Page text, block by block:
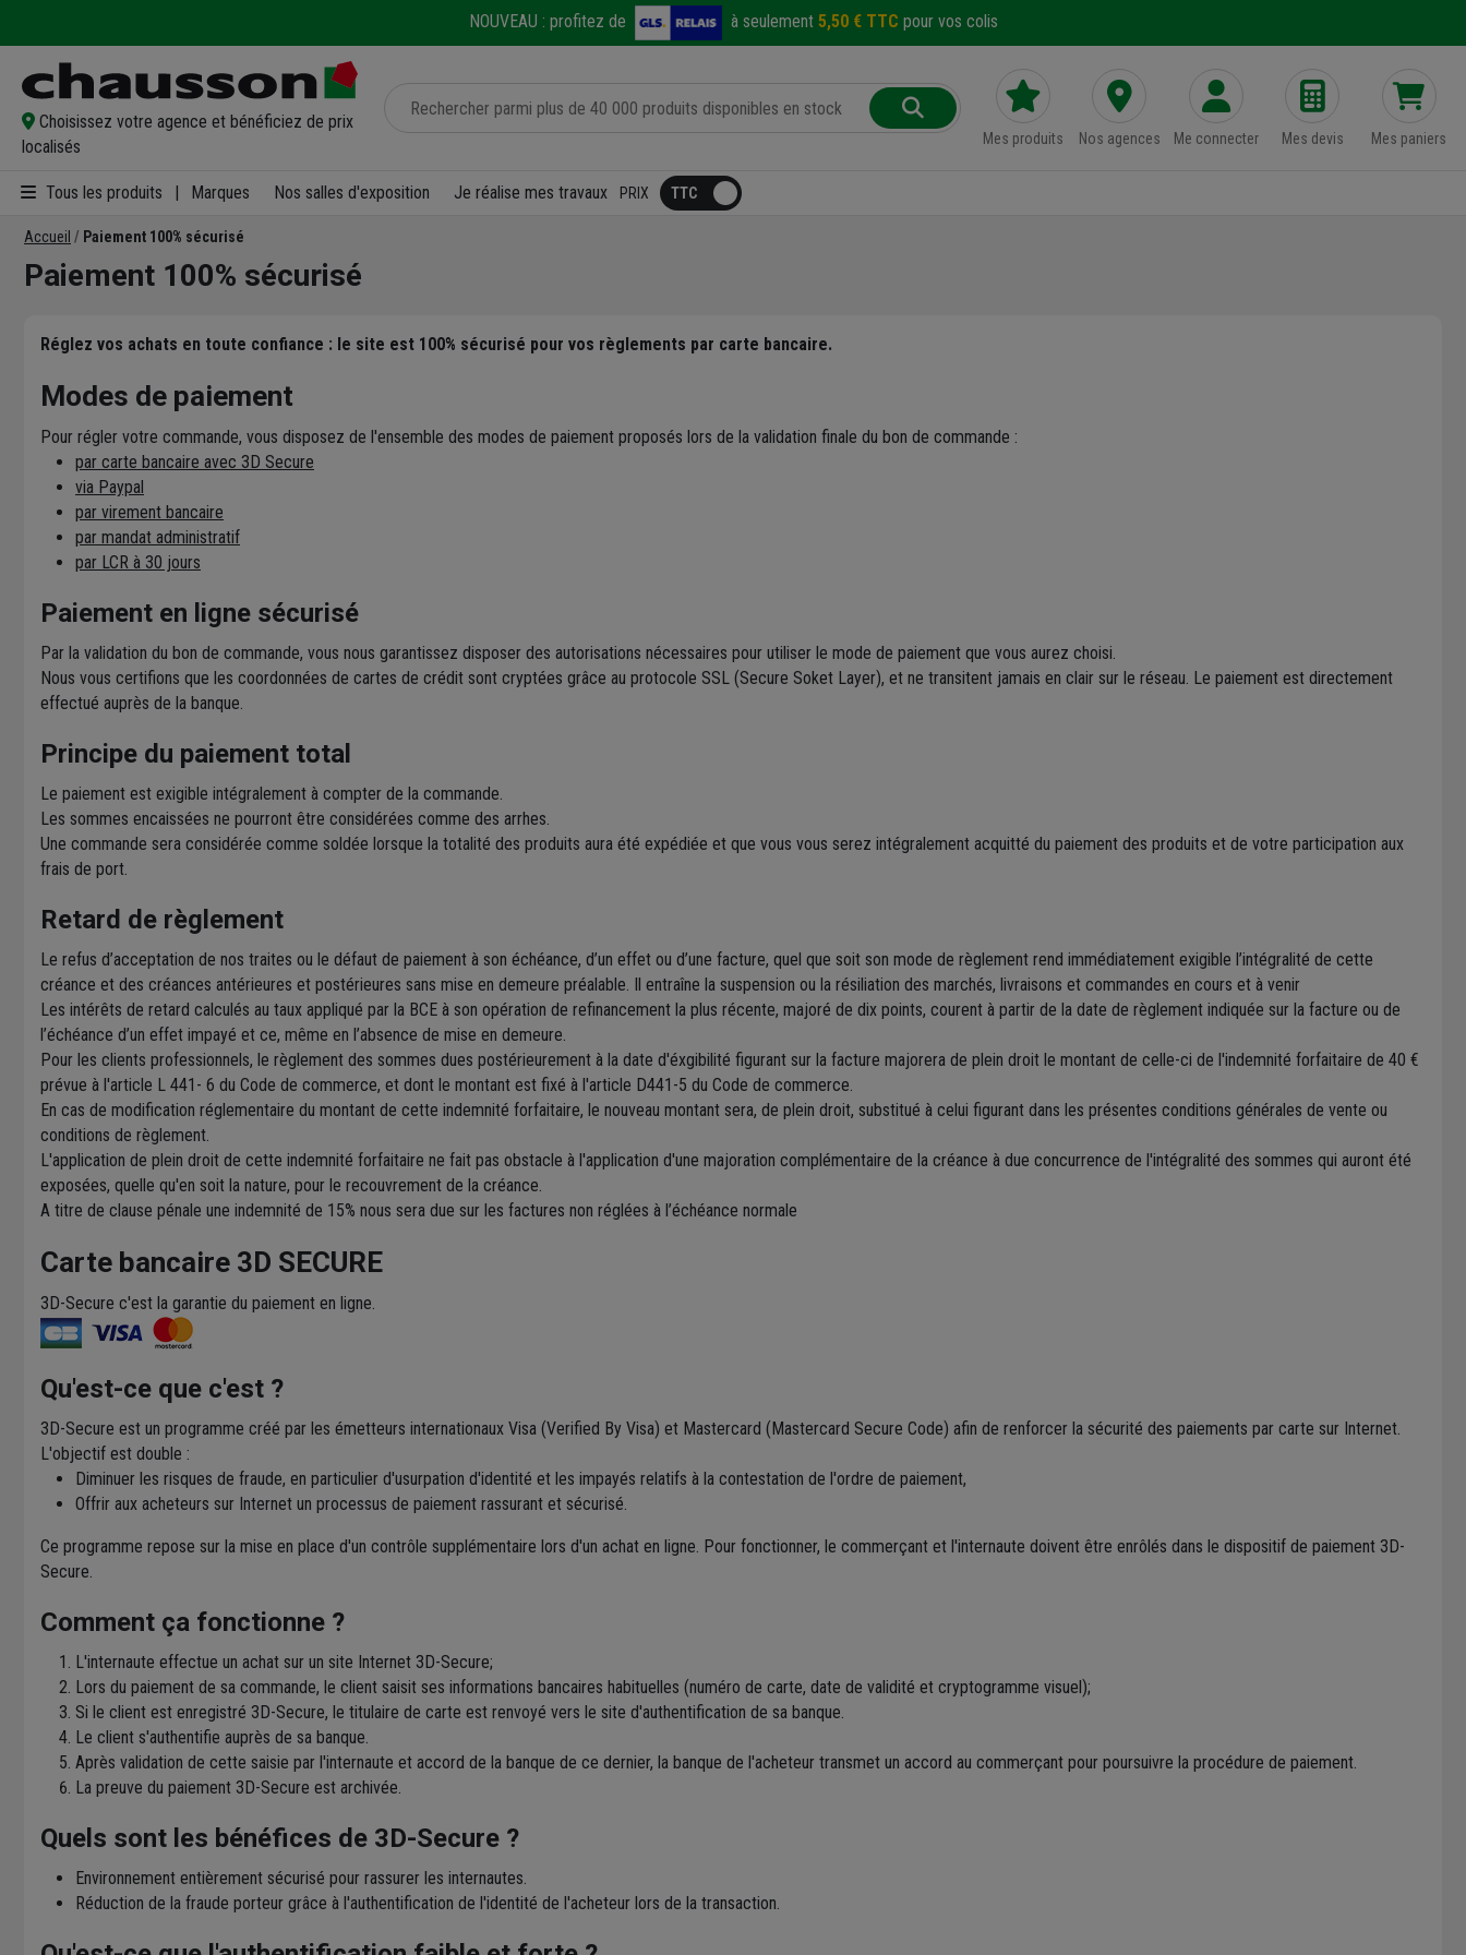
NOUVEAU : profitez de à seulement 5,50 € TTC pour vos colis
Choisissez votre agence et bénéficiez de prix
localisés
Mes produits Nos agences Me connecter Mes devis Mes paniers
Tous les produits Marques Nos salles d'exposition Je réalise mes travaux PRIX
Accueil Paiement 100% sécurisé
Paiement 100% sécurisé
Réglez vos achats en toute confiance : le site est 100% sécurisé pour vos règlements par carte bancaire.
Modes de paiement
Pour régler votre commande, vous disposez de l'ensemble des modes de paiement proposés lors de la validation finale du bon de commande :
par carte bancaire avec 3D Secure
via Paypal
par virement bancaire
par mandat administratif
par LCR à 30 jours
Paiement en ligne sécurisé
Par la validation du bon de commande, vous nous garantissez disposer des autorisations nécessaires pour utiliser le mode de paiement que vous aurez choisi.
Nous vous certifions que les coordonnées de cartes de crédit sont cryptées grâce au protocole SSL (Secure Soket Layer), et ne transitent jamais en clair sur le réseau. Le paiement est directement
effectué auprès de la banque.
Principe du paiement total
Le paiement est exigible intégralement à compter de la commande.
Les sommes encaissées ne pourront être considérées comme des arrhes.
Une commande sera considérée comme soldée lorsque la totalité des produits aura été expédiée et que vous vous serez intégralement acquitté du paiement des produits et de votre participation aux
frais de port.
Retard de règlement
Le refus d’acceptation de nos traites ou le défaut de paiement à son échéance, d’un effet ou d’une facture, quel que soit son mode de règlement rend immédiatement exigible l’intégralité de cette
créance et des créances antérieures et postérieures sans mise en demeure préalable. Il entraîne la suspension ou la résiliation des marchés, livraisons et commandes en cours et à venir
Les intérêts de retard calculés au taux appliqué par la BCE à son opération de refinancement la plus récente, majoré de dix points, courent à partir de la date de règlement indiquée sur la facture ou de
l’échéance d’un effet impayé et ce, même en l’absence de mise en demeure.
Pour les clients professionnels, le règlement des sommes dues postérieurement à la date d'éxgibilité figurant sur la facture majorera de plein droit le montant de celle-ci de l'indemnité forfaitaire de 40 €
prévue à l'article L 441- 6 du Code de commerce, et dont le montant est fixé à l'article D441-5 du Code de commerce.
En cas de modification réglementaire du montant de cette indemnité forfaitaire, le nouveau montant sera, de plein droit, substitué à celui figurant dans les présentes conditions générales de vente ou
conditions de règlement.
L'application de plein droit de cette indemnité forfaitaire ne fait pas obstacle à l'application d'une majoration complémentaire de la créance à due concurrence de l'intégralité des sommes qui auront été
exposées, quelle qu'en soit la nature, pour le recouvrement de la créance.
A titre de clause pénale une indemnité de 15% nous sera due sur les factures non réglées à l’échéance normale
Carte bancaire 3D SECURE
3D-Secure c'est la garantie du paiement en ligne.
Qu'est-ce que c'est ?
3D-Secure est un programme créé par les émetteurs internationaux Visa (Verified By Visa) et Mastercard (Mastercard Secure Code) afin de renforcer la sécurité des paiements par carte sur Internet.
L'objectif est double :
Diminuer les risques de fraude, en particulier d'usurpation d'identité et les impayés relatifs à la contestation de l'ordre de paiement,
Offrir aux acheteurs sur Internet un processus de paiement rassurant et sécurisé.
Ce programme repose sur la mise en place d'un contrôle supplémentaire lors d'un achat en ligne. Pour fonctionner, le commerçant et l'internaute doivent être enrôlés dans le dispositif de paiement 3D-
Secure.
Comment ça fonctionne ?
L'internaute effectue un achat sur un site Internet 3D-Secure;
Lors du paiement de sa commande, le client saisit ses informations bancaires habituelles (numéro de carte, date de validité et cryptogramme visuel);
Si le client est enregistré 3D-Secure, le titulaire de carte est renvoyé vers le site d'authentification de sa banque.
Le client s'authentifie auprès de sa banque.
Après validation de cette saisie par l'internaute et accord de la banque de ce dernier, la banque de l'acheteur transmet un accord au commerçant pour poursuivre la procédure de paiement.
La preuve du paiement 3D-Secure est archivée.
Quels sont les bénéfices de 3D-Secure ?
Environnement entièrement sécurisé pour rassurer les internautes.
Réduction de la fraude porteur grâce à l'authentification de l'identité de l'acheteur lors de la transaction.